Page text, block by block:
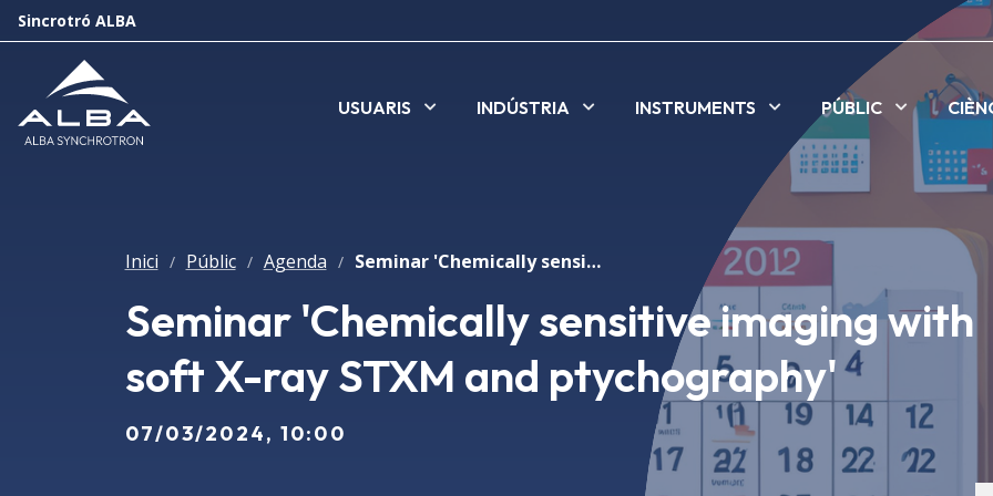
Sincrotró ALBA
USUARIS INDÚSTRIA INSTRUMENTS PÚBLIC
Inici / Públic / Agenda / Seminar 'Chemically sensitive imaging with soft X-ray STXM and ptychography'
Seminar 'Chemically sensitive imaging with
soft X-ray STXM and ptychography'
07/03/2024, 10:00